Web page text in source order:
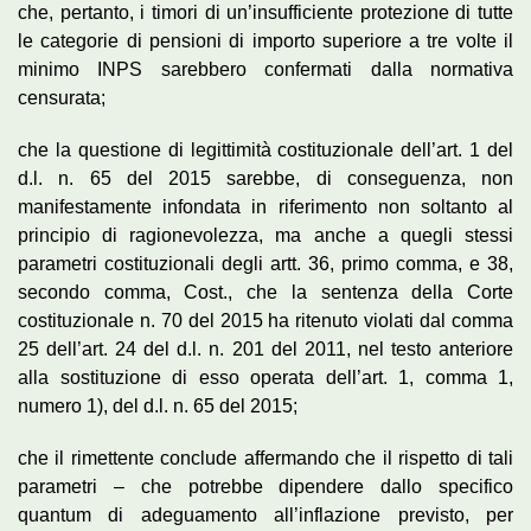
che, pertanto, i timori di un’insufficiente protezione di tutte
le categorie di pensioni di importo superiore a tre volte il
minimo INPS sarebbero confermati dalla normativa
censurata;
che la questione di legittimità costituzionale dell’art. 1 del
d.l. n. 65 del 2015 sarebbe, di conseguenza, non
manifestamente infondata in riferimento non soltanto al
principio di ragionevolezza, ma anche a quegli stessi
parametri costituzionali degli artt. 36, primo comma, e 38,
secondo comma, Cost., che la sentenza della Corte
costituzionale n. 70 del 2015 ha ritenuto violati dal comma
25 dell’art. 24 del d.l. n. 201 del 2011, nel testo anteriore
alla sostituzione di esso operata dell’art. 1, comma 1,
numero 1), del d.l. n. 65 del 2015;
che il rimettente conclude affermando che il rispetto di tali
parametri – che potrebbe dipendere dallo specifico
quantum di adeguamento all’inflazione previsto, per